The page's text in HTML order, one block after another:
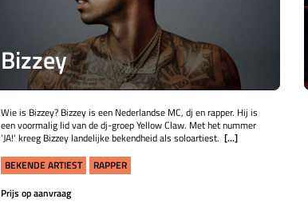
Bizzey
Wie is Bizzey? Bizzey is een Nederlandse MC, dj en rapper. Hij is
een voormalig lid van de dj-groep Yellow Claw. Met het nummer
‘JA!’ kreeg Bizzey landelijke bekendheid als soloartiest. [...]
BEKENDE ARTIEST
RAPPER
Prijs op aanvraag